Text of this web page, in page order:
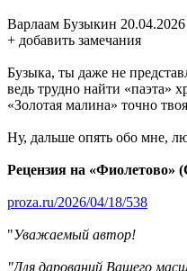
Варлаам Бузыкин
+ добавить замечания
Бузыка, ты даже не
ведь трудно найти «паэта»
«Золотая малина» точно
Ну, дальше опять обо мне,
Рецензия на «Фиолетово»
proza.ru/2026/04/18/538
"Уважаемый автор!
"Для дарований Вашего